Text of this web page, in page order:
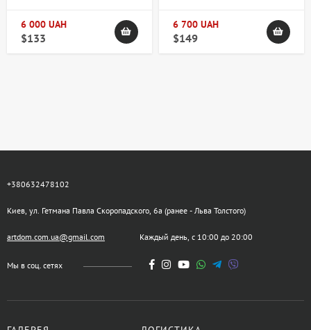
6 000 UAH
$133
6 700 UAH
$149
+380632478102
Киев, ул. Гетмана Павла Скоропадского, 6а (ранее - Льва Толстого)
artdom.com.ua@gmail.com Каждый день, с 10:00 до 20:00
Мы в соц. сетях